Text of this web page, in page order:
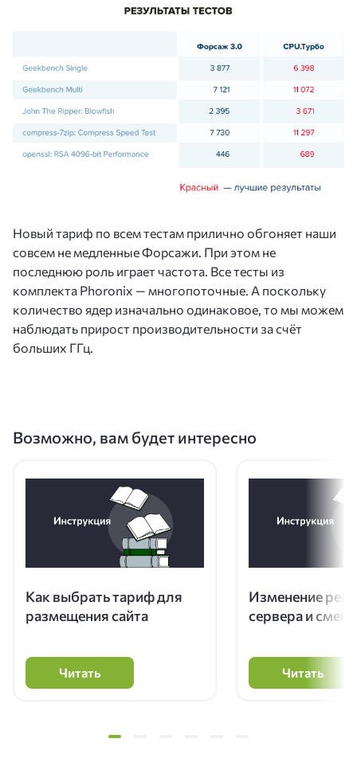
Новый тариф по всем тестам прилично обгоняет наши
совсем не медленные Форсажи. При этом не
последнюю роль играет частота. Все тесты из
комплекта Phoronix — многопоточные. А поскольку
количество ядер изначально одинаковое, то мы можем
наблюдать прирост производительности за счёт
больших ГГц.
Возможно, вам будет интересно
Как выбрать тариф для
размещения сайта
Читать
Изменение
сервера и
Читать